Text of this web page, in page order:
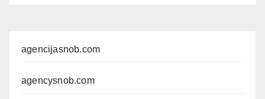
agencijasnob.com
agencysnob.com